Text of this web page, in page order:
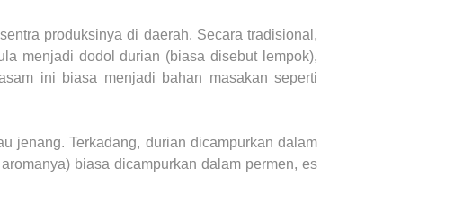
produksinya di daerah. Secara tradisional,
menjadi dodol durian (biasa disebut lempok),
ini biasa menjadi bahan masakan seperti
jenang. Terkadang, durian dicampurkan dalam
biasa dicampurkan dalam permen, es